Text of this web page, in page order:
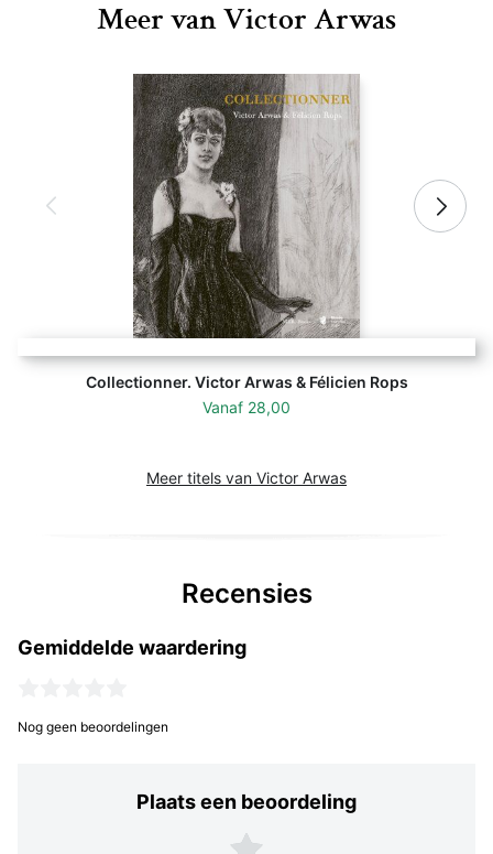
Meer van Victor Arwas
Collectionner. Victor Arwas & Félicien Rops
Vanaf 28,00
Meer titels van Victor Arwas
Recensies
Gemiddelde waardering
Nog geen beoordelingen
Plaats een beoordeling
Plaats een beoordeling
5 sterren